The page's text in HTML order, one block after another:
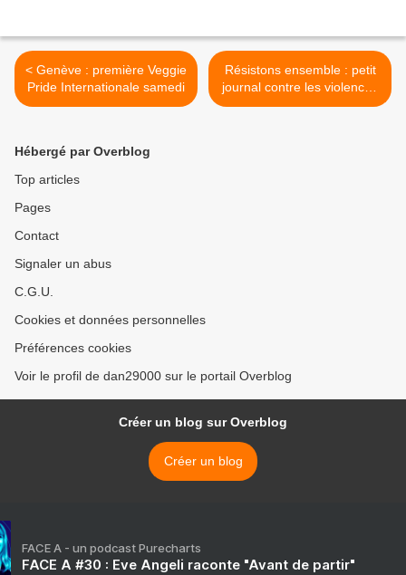
< Genève : première Veggie
Pride Internationale samedi
Résistons ensemble : petit
journal contre les violences
policières, N° 119 >
Hébergé par Overblog
Top articles
Pages
Contact
Signaler un abus
C.G.U.
Cookies et données personnelles
Préférences cookies
Voir le profil de dan29000 sur le portail Overblog
Créer un blog sur Overblog
Créer un blog
FACE A - un podcast Purecharts
FACE A #30 : Eve Angeli raconte "Avant de partir"